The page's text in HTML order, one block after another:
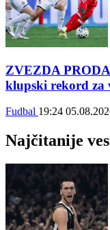
ZVEZDA
klupski rekord za
Fudbal 19:24
Najčitanije